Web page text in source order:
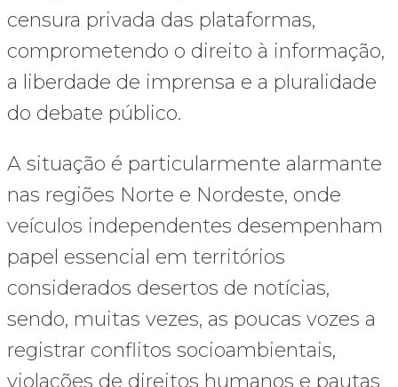
censura privada das plataformas,
comprometendo o direito à informação,
a liberdade de imprensa e a pluralidade
do debate público.
A situação é particularmente alarmante
nas regiões Norte e Nordeste, onde
veículos independentes desempenham
papel essencial em territórios
considerados desertos de notícias,
sendo, muitas vezes, as poucas vozes a
registrar conflitos socioambientais,
violações de direitos humanos e pautas